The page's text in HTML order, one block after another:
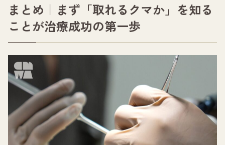
まとめ｜まず「取れるクマか」を知る
ことが治療成功の第一歩